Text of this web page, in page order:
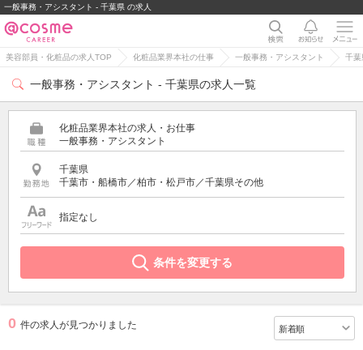
一般事務・アシスタント - 千葉県 の求人
美容部員・化粧品の求人TOP 化粧品業界本社の仕事 一般事務・アシスタント 千葉
一般事務・アシスタント - 千葉県の求人一覧
化粧品業界本社の求人・お仕事
一般事務・アシスタント
千葉県
千葉市・船橋市／柏市・松戸市／千葉県その他
指定なし
条件を変更する
0 件の求人が見つかりました